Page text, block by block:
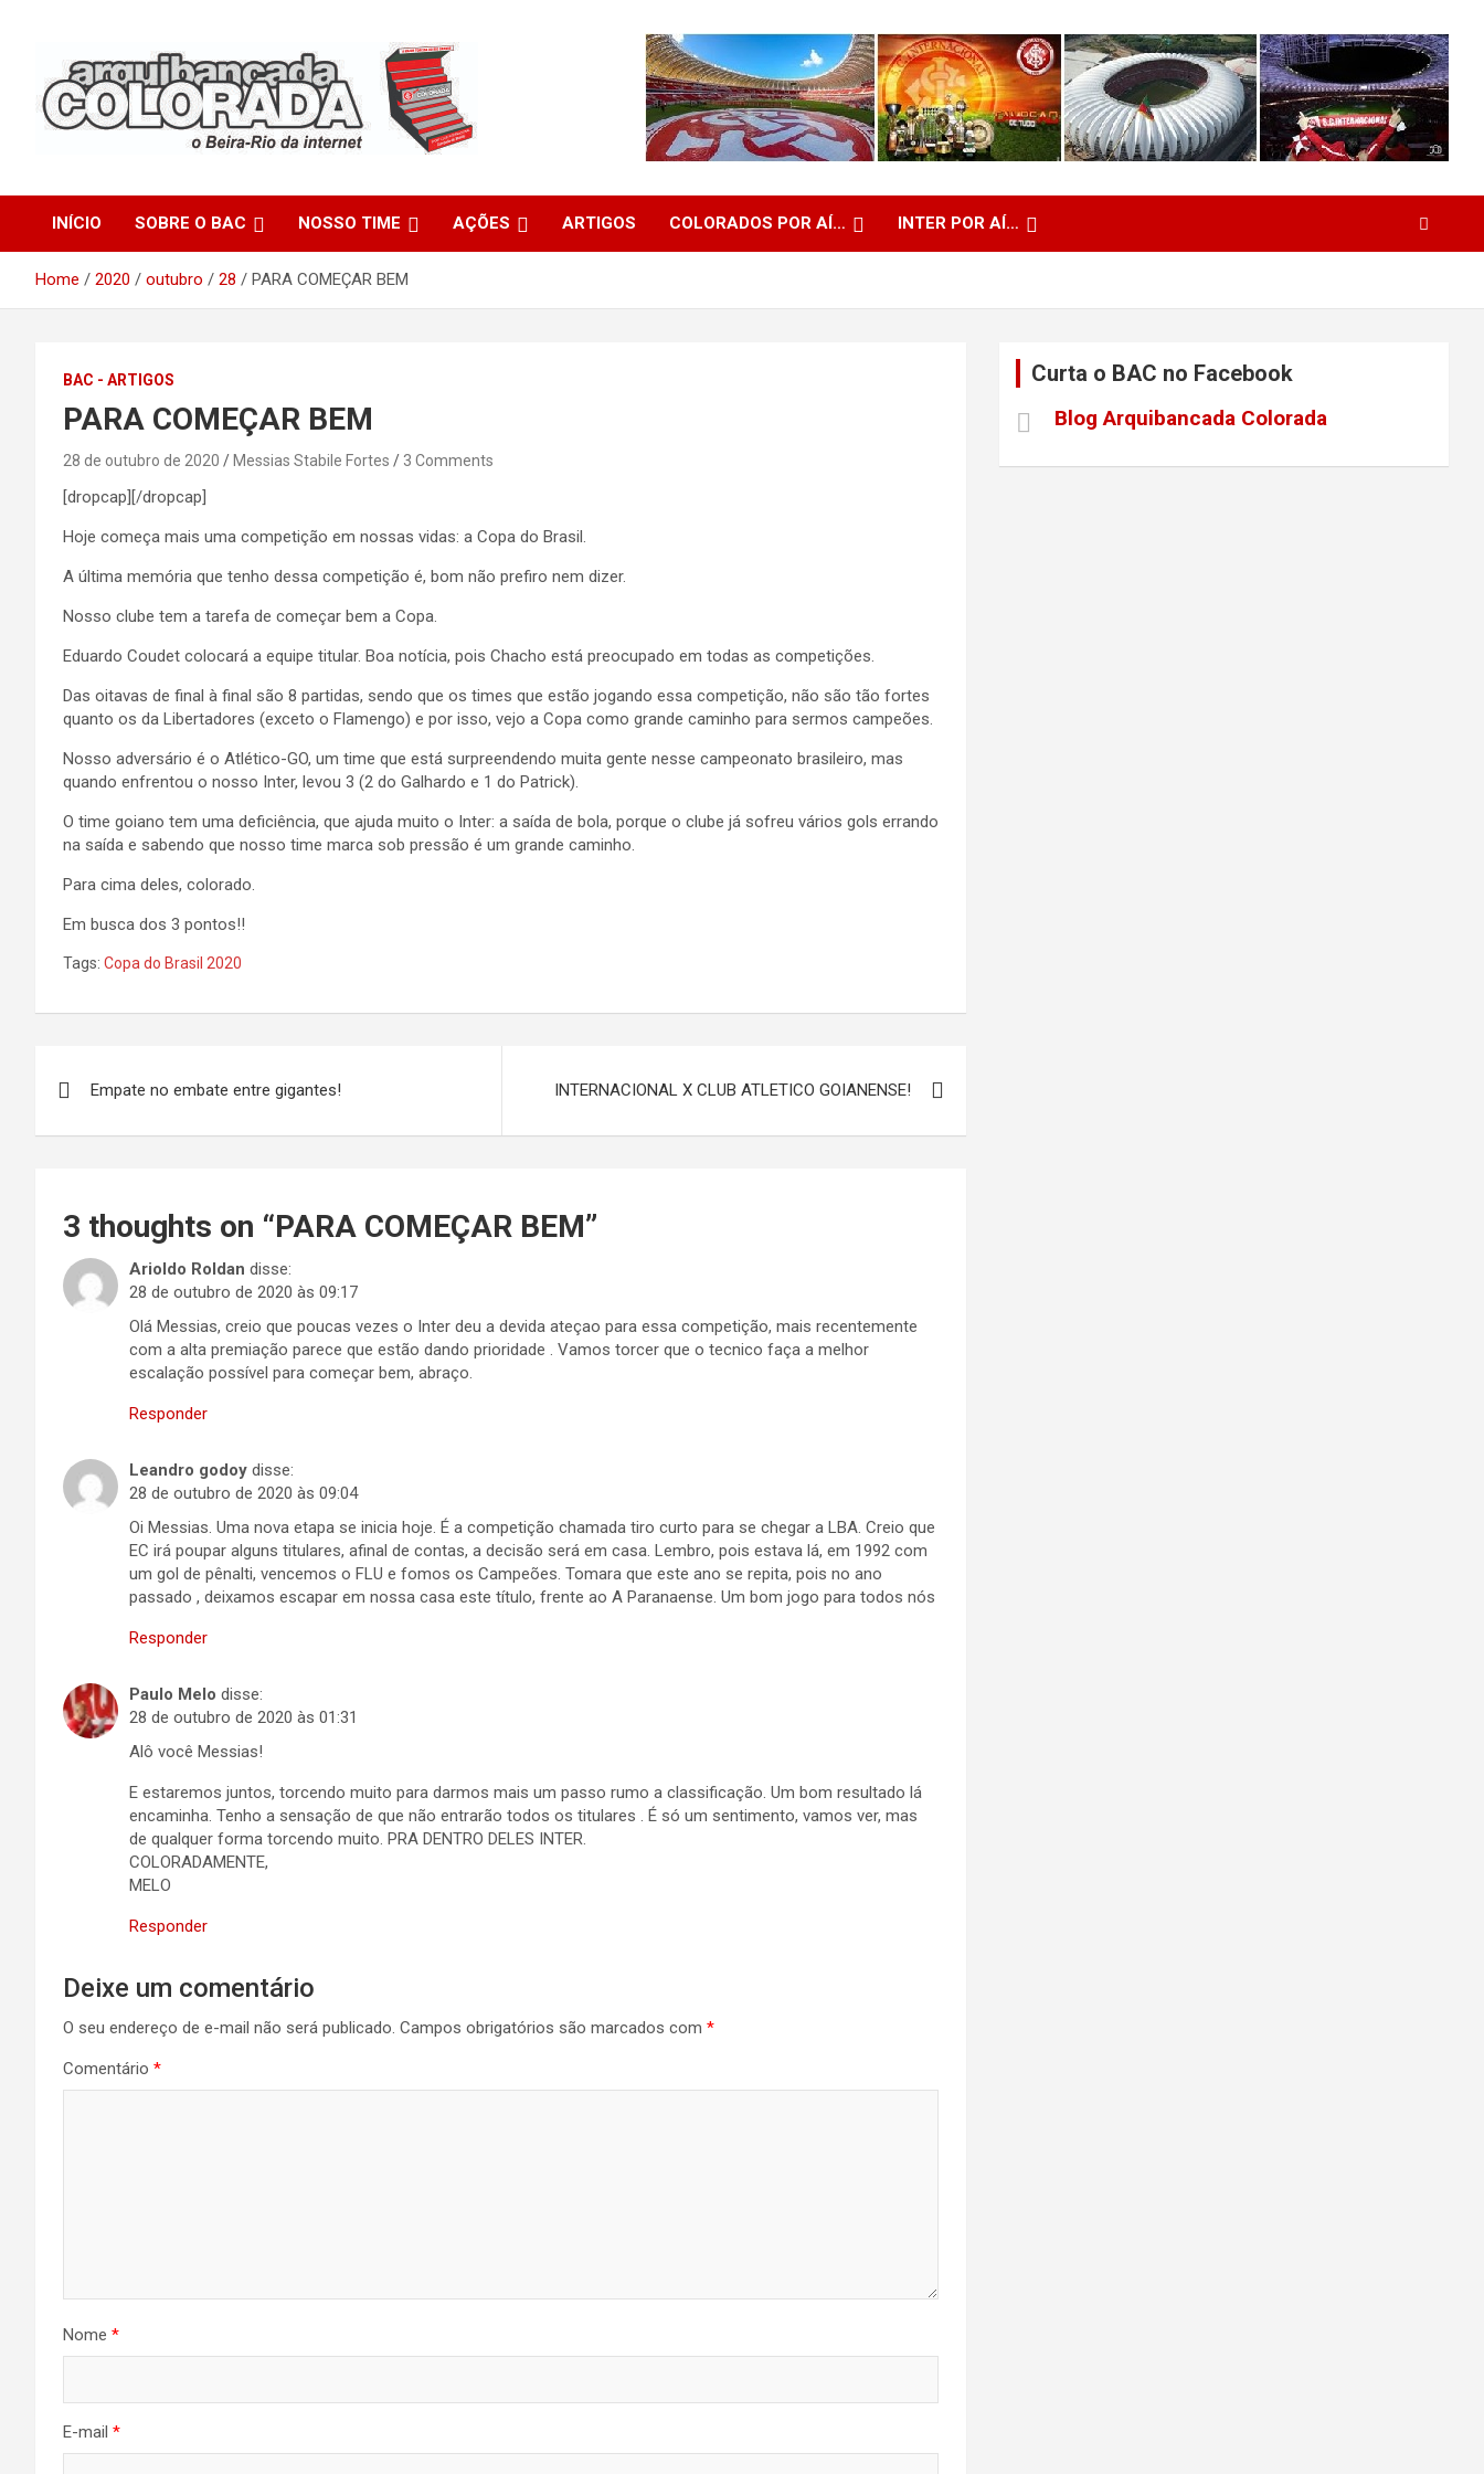
Arquibancada Colorada
INÍCIO SOBRE O BAC NOSSO TIME AÇÕES ARTIGOS COLORADOS POR AÍ… INTER POR AÍ…
Home 2020 outubro 28 PARA COMEÇAR BEM
BAC - ARTIGOS
PARA COMEÇAR BEM
28 de outubro de 2020 Messias Stabile Fortes 3 Comments
[dropcap][/dropcap]
Hoje começa mais uma competição em nossas vidas: a Copa do Brasil.
A última memória que tenho dessa competição é, bom não prefiro nem dizer.
Nosso clube tem a tarefa de começar bem a Copa.
Eduardo Coudet colocará a equipe titular. Boa notícia, pois Chacho está preocupado em todas as competições.
Das oitavas de final à final são 8 partidas, sendo que os times que estão jogando essa competição, não são tão fortes
quanto os da Libertadores (exceto o Flamengo) e por isso, vejo a Copa como grande caminho para sermos campeões.
Nosso adversário é o Atlético-GO, um time que está surpreendendo muita gente nesse campeonato brasileiro, mas
quando enfrentou o nosso Inter, levou 3 (2 do Galhardo e 1 do Patrick).
O time goiano tem uma deficiência, que ajuda muito o Inter: a saída de bola, porque o clube já sofreu vários gols errando
na saída e sabendo que nosso time marca sob pressão é um grande caminho.
Para cima deles, colorado.
Em busca dos 3 pontos!!
Tags: Copa do Brasil 2020
de
Empate no embate entre gigantes! INTERNACIONAL X CLUB ATLETICO GOIANENSE!
3 thoughts on “PARA COMEÇAR BEM”
Arioldo Roldan disse:
28 de outubro de 2020 às 09:17
Olá Messias, creio que poucas vezes o Inter deu a devida ateçao para essa competição, mais recentemente
com a alta premiação parece que estão dando prioridade . Vamos torcer que o tecnico faça a melhor
escalação possível para começar bem, abraço.
Responder
Leandro godoy disse:
28 de outubro de 2020 às 09:04
Oi Messias. Uma nova etapa se inicia hoje. É a competição chamada tiro curto para se chegar a LBA. Creio que
EC irá poupar alguns titulares, afinal de contas, a decisão será em casa. Lembro, pois estava lá, em 1992 com
um gol de pênalti, vencemos o FLU e fomos os Campeões. Tomara que este ano se repita, pois no ano
passado , deixamos escapar em nossa casa este título, frente ao A Paranaense. Um bom jogo para todos nós
Responder
Paulo Melo disse:
28 de outubro de 2020 às 01:31
Alô você Messias!
E estaremos juntos, torcendo muito para darmos mais um passo rumo a classificação. Um bom resultado lá
encaminha. Tenho a sensação de que não entrarão todos os titulares . É só um sentimento, vamos ver, mas
de qualquer forma torcendo muito. PRA DENTRO DELES INTER.
COLORADAMENTE,
MELO
Responder
Deixe um comentário
O seu endereço de e-mail não será publicado. Campos obrigatórios são marcados com *
Comentário *
Nome *
E-mail *
Curta o BAC no Facebook
Blog Arquibancada Colorada